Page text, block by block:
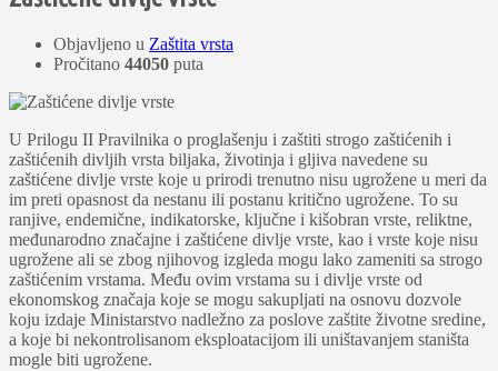
Objavljeno u Zaštita vrsta
Pročitano 44050 puta
U Prilogu II Pravilnika o proglašenju i zaštiti strogo zaštićenih i
zaštićenih divljih vrsta biljaka, životinja i gljiva navedene su
zaštićene divlje vrste koje u prirodi trenutno nisu ugrožene u meri da
im preti opasnost da nestanu ili postanu kritično ugrožene. To su
ranjive, endemične, indikatorske, ključne i kišobran vrste, reliktne,
međunarodno značajne i zaštićene divlje vrste, kao i vrste koje nisu
ugrožene ali se zbog njihovog izgleda mogu lako zameniti sa strogo
zaštićenim vrstama. Među ovim vrstama su i divlje vrste od
ekonomskog značaja koje se mogu sakupljati na osnovu dozvole
koju izdaje Ministarstvo nadležno za poslove zaštite životne sredine,
a koje bi nekontrolisanom eksploatacijom ili uništavanjem staništa
mogle biti ugrožene.